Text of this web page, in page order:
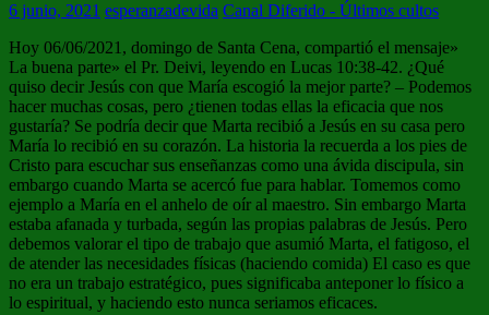
6 junio, 2021 esperanzadevida Canal Diferido - Últimos cultos
Hoy 06/06/2021, domingo de Santa Cena, compartió el mensaje»
La buena parte» el Pr. Deivi, leyendo en Lucas 10:38-42. ¿Qué
quiso decir Jesús con que María escogió la mejor parte? – Podemos
hacer muchas cosas, pero ¿tienen todas ellas la eficacia que nos
gustaría? Se podría decir que Marta recibió a Jesús en su casa pero
María lo recibió en su corazón. La historia la recuerda a los pies de
Cristo para escuchar sus enseñanzas como una ávida discipula, sin
embargo cuando Marta se acercó fue para hablar. Tomemos como
ejemplo a María en el anhelo de oír al maestro. Sin embargo Marta
estaba afanada y turbada, según las propias palabras de Jesús. Pero
debemos valorar el tipo de trabajo que asumió Marta, el fatigoso, el
de atender las necesidades físicas (haciendo comida) El caso es que
no era un trabajo estratégico, pues significaba anteponer lo físico a
lo espiritual, y haciendo esto nunca seriamos eficaces.